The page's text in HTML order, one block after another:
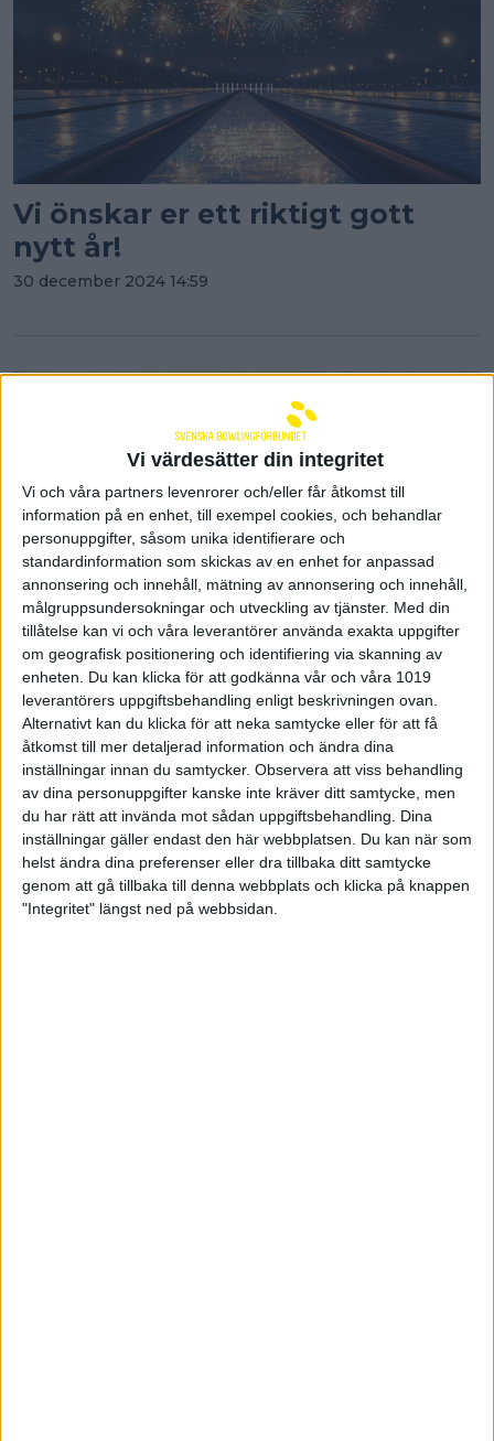
Vi värdesätter din integritet
Vi och våra partners levenrorer och/eller får åtkomst till
information på en enhet, till exempel cookies, och behandlar
personuppgifter, såsom unika identifierare och
standardinformation som skickas av en enhet for anpassad
annonsering och innehåll, mätning av annonsering och innehåll,
målgruppsundersokningar och utveckling av tjänster. Med din
tillåtelse kan vi och våra leverantörer använda exakta uppgifter
om geografisk positionering och identifiering via skanning av
enheten. Du kan klicka för att godkänna vår och våra 1019
leverantörers uppgiftsbehandling enligt beskrivningen ovan.
Alternativt kan du klicka för att neka samtycke eller för att få
åtkomst till mer detaljerad information och ändra dina
inställningar innan du samtycker. Observera att viss behandling
av dina personuppgifter kanske inte kräver ditt samtycke, men
du har rätt att invända mot sådan uppgiftsbehandling. Dina
inställningar gäller endast den här webbplatsen. Du kan när som
helst ändra dina preferenser eller dra tillbaka ditt samtycke
genom att gå tillbaka till denna webbplats och klicka på knappen
"Integritet" längst ned på webbsidan.
Vi önskar er ett riktigt gott
nytt år!
30 december 2024 14:59
Robin Ilhammar leder kvalet till
Motiv AIK International
Tournament
29 december 2024 19:05